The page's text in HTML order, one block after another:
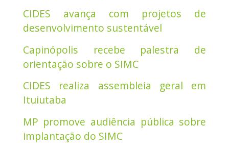
CIDES avança com projetos de
desenvolvimento sustentável
Capinópolis recebe palestra de
orientação sobre o SIMC
CIDES realiza assembleia geral em
Ituiutaba
MP promove audiência pública sobre
implantação do SIMC